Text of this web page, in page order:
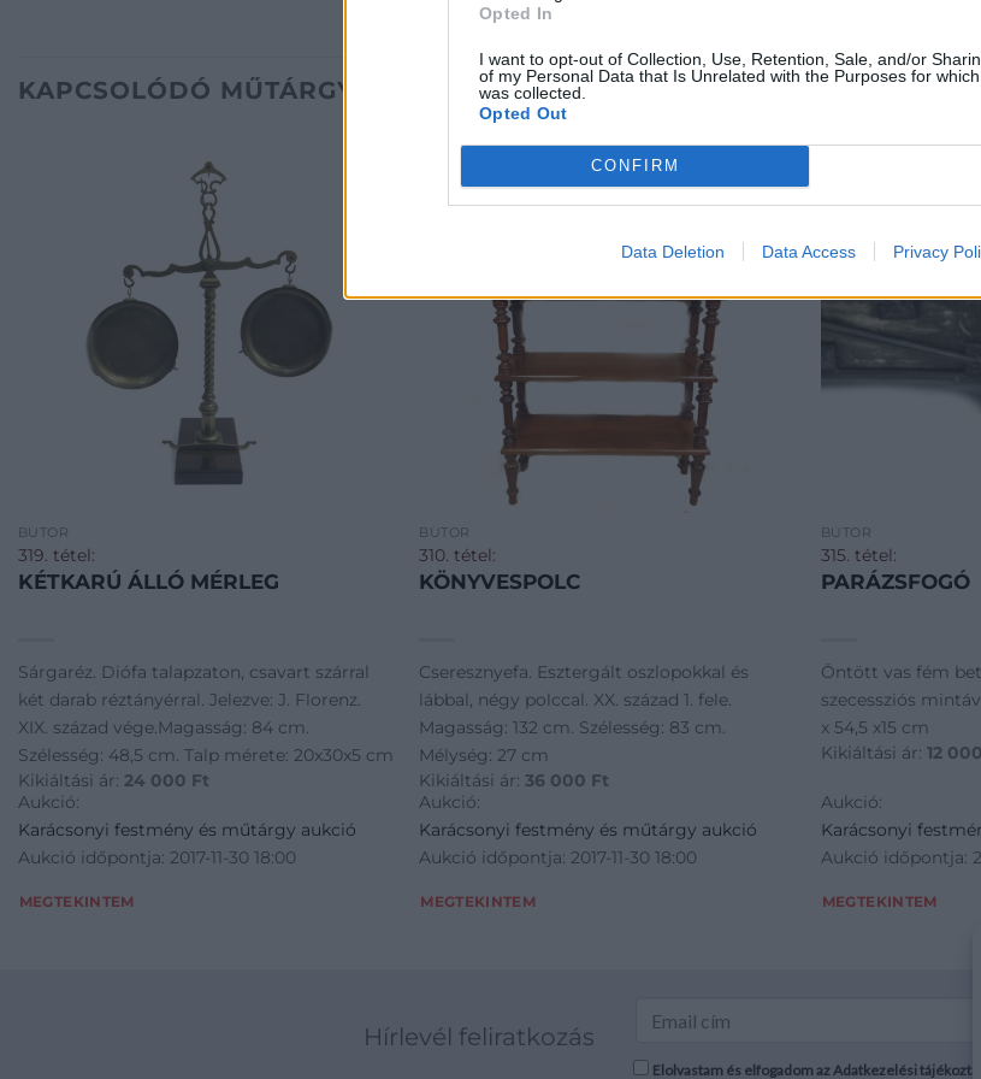
Opted In
I want to opt-out of Collection, Use, Retention, Sale, and/or
of my Personal Data that Is Unrelated with the Purposes for
was collected.
Opted Out
CONFIRM
Data Deletion Data Access Privacy
KAPCSOLÓDÓ MŰTÁRGYAK
BÚTOR
319. tétel:
KÉTKARÚ ÁLLÓ MÉRLEG
Sárgaréz. Diófa talapzaton, csavart szárral
két darab réztányérral. Jelezve: J. Florenz.
XIX. század vége.Magasság: 84 cm.
Szélesség: 48,5 cm. Talp mérete: 20x30x5 cm
Kikiáltási ár: 24 000 Ft
Aukció:
Karácsonyi festmény és műtárgy aukció
Aukció időpontja: 2017-11-30 18:00
MEGTEKINTEM
BÚTOR
310. tétel:
KÖNYVESPOLC
Cseresznyefa. Esztergált oszlopokkal és
lábbal, négy polccal. XX. század 1. fele.
Magasság: 132 cm. Szélesség: 83 cm.
Mélység: 27 cm
Kikiáltási ár:36 000 Ft
Aukció:
Karácsonyi festmény és műtárgy aukció
Aukció időpontja: 2017-11-30 18:00
MEGTEKINTEM
BÚTOR
315. tétel:
PARÁZSFOGÓ
Öntött vas fém
szecessziós
x 54,5 x15 cm
Kikiáltási ár: 12 000
Aukció:
Karácsonyi
Aukció időpontja:
MEGTEKINTEM
Hírlevél feliratkozás
Elolvastam és elfogadom az Adatkezelési